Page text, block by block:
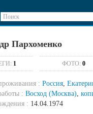
Поиск
Пархоменко
1 ФОТО: 0
: Россия,
: Восход (Москва),
: 14.04.1974